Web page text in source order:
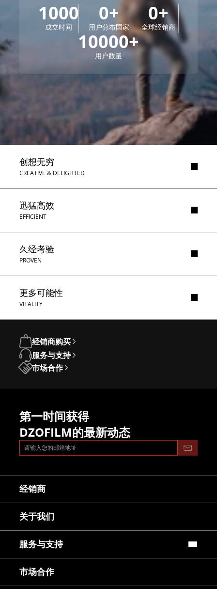
1000
成立时间
0+
用户分布国家
0+
全球经销商
10000+
用户数量
创想无穷
CREATIVE & DELIGHTED
迅猛高效
EFFICIENT
久经考验
PROVEN
更多可能性
VITALITY
经销商购买
服务与支持
市场合作
第一时间获得
DZOFILM的最新动态
经销商
关于我们
服务与支持
镜头使用教程
下载中心
市场合作